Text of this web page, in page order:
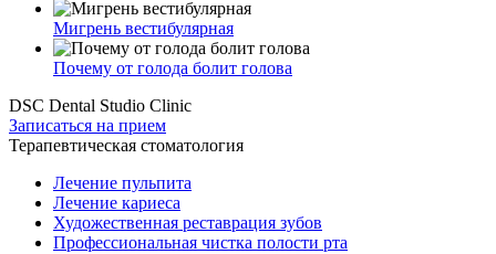
Мигрень вестибулярная
Почему от голода болит голова
DSC Dental Studio Clinic
Записаться на прием
Терапевтическая стоматология
Лечение пульпита
Лечение кариеса
Художественная реставрация зубов
Профессиональная чистка полости рта